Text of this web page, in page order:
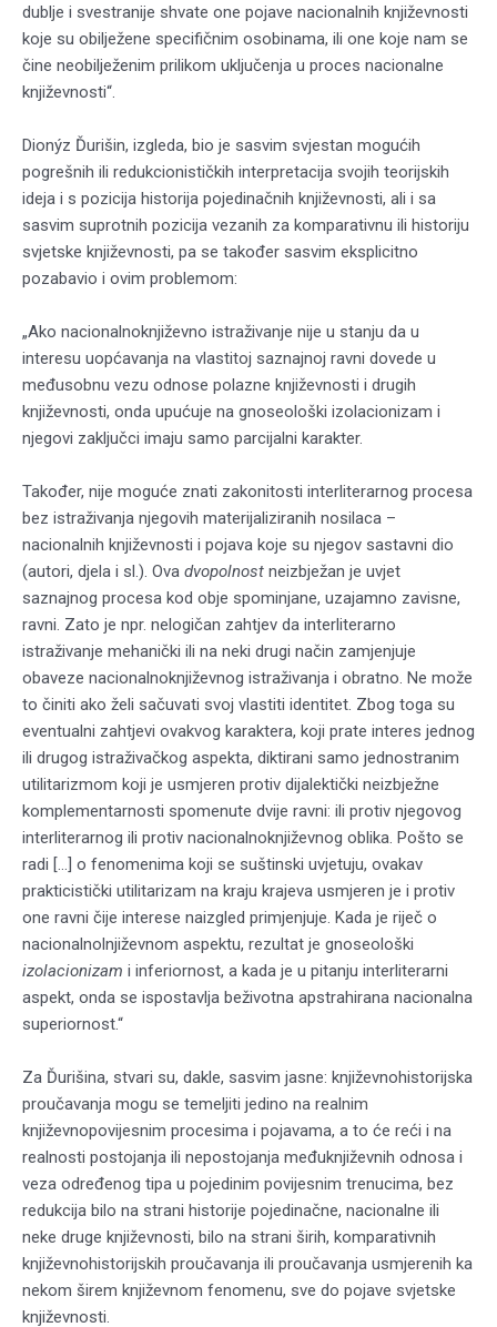
dublje i svestranije shvate one pojave nacionalnih književnosti
koje su obilježene specifičnim osobinama, ili one koje nam se
čine neobilježenim prilikom uključenja u proces nacionalne
književnosti“.
Dionýz Ďurišin, izgleda, bio je sasvim svjestan mogućih
pogrešnih ili redukcionističkih interpretacija svojih teorijskih
ideja i s pozicija historija pojedinačnih književnosti, ali i sa
sasvim suprotnih pozicija vezanih za komparativnu ili historiju
svjetske književnosti, pa se također sasvim eksplicitno
pozabavio i ovim problemom:
„Ako nacionalnoknjiževno istraživanje nije u stanju da u
interesu uopćavanja na vlastitoj saznajnoj ravni dovede u
međusobnu vezu odnose polazne književnosti i drugih
književnosti, onda upućuje na gnoseološki izolacionizam i
njegovi zaključci imaju samo parcijalni karakter.
Također, nije moguće znati zakonitosti interliterarnog procesa
bez istraživanja njegovih materijaliziranih nosilaca –
nacionalnih književnosti i pojava koje su njegov sastavni dio
(autori, djela i sl.). Ova dvopolnost neizbježan je uvjet
saznajnog procesa kod obje spominjane, uzajamno zavisne,
ravni. Zato je npr. nelogičan zahtjev da interliterarno
istraživanje mehanički ili na neki drugi način zamjenjuje
obaveze nacionalnoknjiževnog istraživanja i obratno. Ne može
to činiti ako želi sačuvati svoj vlastiti identitet. Zbog toga su
eventualni zahtjevi ovakvog karaktera, koji prate interes jednog
ili drugog istraživačkog aspekta, diktirani samo jednostranim
utilitarizmom koji je usmjeren protiv dijalektički neizbježne
komplementarnosti spomenute dvije ravni: ili protiv njegovog
interliterarnog ili protiv nacionalnoknjiževnog oblika. Pošto se
radi […] o fenomenima koji se suštinski uvjetuju, ovakav
prakticistički utilitarizam na kraju krajeva usmjeren je i protiv
one ravni čije interese naizgled primjenjuje. Kada je riječ o
nacionalnolnjiževnom aspektu, rezultat je gnoseološki
izolacionizam i inferiornost, a kada je u pitanju interliterarni
aspekt, onda se ispostavlja beživotna apstrahirana nacionalna
superiornost.“
Za Ďurišina, stvari su, dakle, sasvim jasne: književnohistorijska
proučavanja mogu se temeljiti jedino na realnim
književnopovijesnim procesima i pojavama, a to će reći i na
realnosti postojanja ili nepostojanja međuknjiževnih odnosa i
veza određenog tipa u pojedinim povijesnim trenucima, bez
redukcija bilo na strani historije pojedinačne, nacionalne ili
neke druge književnosti, bilo na strani širih, komparativnih
književnohistorijskih proučavanja ili proučavanja usmjerenih ka
nekom širem književnom fenomenu, sve do pojave svjetske
književnosti.